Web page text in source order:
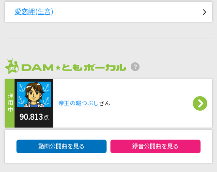
翳りゆく部屋
エレファントカシマシ
HOWEVER
GLAY
存在
TENSONG
愛恋岬(生音)
90.813点
帝王の暇つぶしさん
動画公開曲を見る 録音公開曲を見る